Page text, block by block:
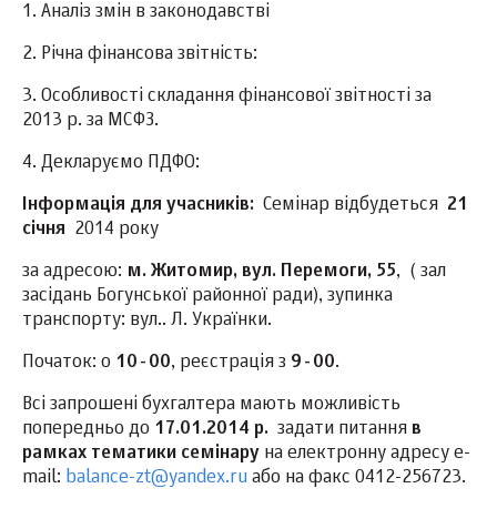
1. Аналіз змін в законодавстві
2. Річна фінансова звітність:
3. Особливості складання фінансової звітності за
2013 р. за МСФЗ.
4. Декларуємо ПДФО:
Інформація для учасників: Семінар відбудеться 21
січня 2014 року
за адресою: м. Житомир, вул. Перемоги, 55, ( зал
засідань Богунської районної ради), зупинка
транспорту: вул.. Л. Українки.
Початок: о 10-00, реєстрація з 9-00.
Всі запрошені бухгалтера мають можливість
попередньо до 17.01.2014 р. задати питання в
рамках тематики семінару на електронну адресу e-
mail: balance-zt@yandex.ru або на факс 0412-256723.